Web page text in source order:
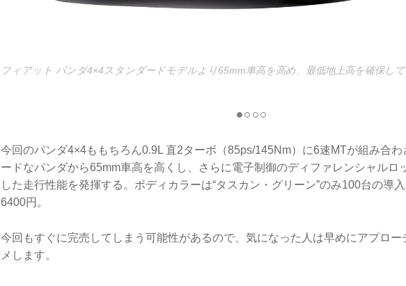
フィアット パンダ4×4スタンダードモデルより65mm車高を高め、最低地上高を確保して
今回のパンダ4×4ももちろん0.9L 直2ターボ（85ps/145Nm）に6速MTが組み合
ードなパンダから65mm車高を高くし、さらに電子制御のディファレンシャルロ
した走行性能を発揮する。ボディカラーは“タスカン・グリーン”のみ100台の導
6400円。
今回もすぐに完売してしまう可能性があるので、気になった人は早めにアプロー
メします。